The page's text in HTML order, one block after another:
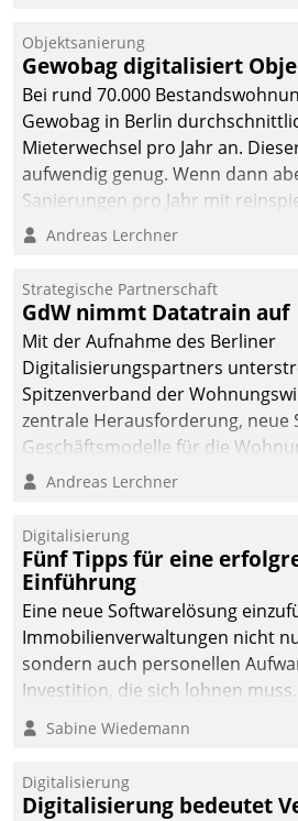
Unternehmen.
Objektsanierung
Gewobag digitalisiert
Bei rund 70.000
Gewobag in Berlin
Mieterwechsel pro Jahr an.
aufwendig genug. Wenn dann
Sanierungen pro Jahr mit
Betreuungs- und
kommunale
gemeinsam mit der Berliner
Teilprozess der Objektsanierung
Andreas Lerchner
Strategische Partnerschaft
GdW nimmt Datatrain auf
Mit der Aufnahme des Berliner
Digitalisierungspartners
Spitzenverband der
zentrale Herausforderung, neue
Geschäftsmodelle für die
entwickeln.
Andreas Lerchner
Digitalisierung
Fünf Tipps für eine
Einführung
Eine neue Softwarelösung
Immobilienverwaltungen nicht
sondern auch personellen
Investition, die sich lohnen
nachhaltige Optimierung der
dieses Ziel erreicht wird, sollten
Sabine Wiedemann
Digitalisierung
Digitalisierung bedeutet